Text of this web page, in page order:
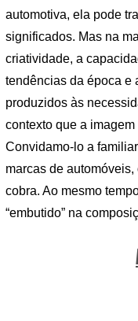
automotiva, ela pode
significados. Mas na
criatividade, a
tendências da época e
produzidos às
contexto que a
Convidamo-lo a
marcas de
cobra. Ao mesmo
“embutido” na